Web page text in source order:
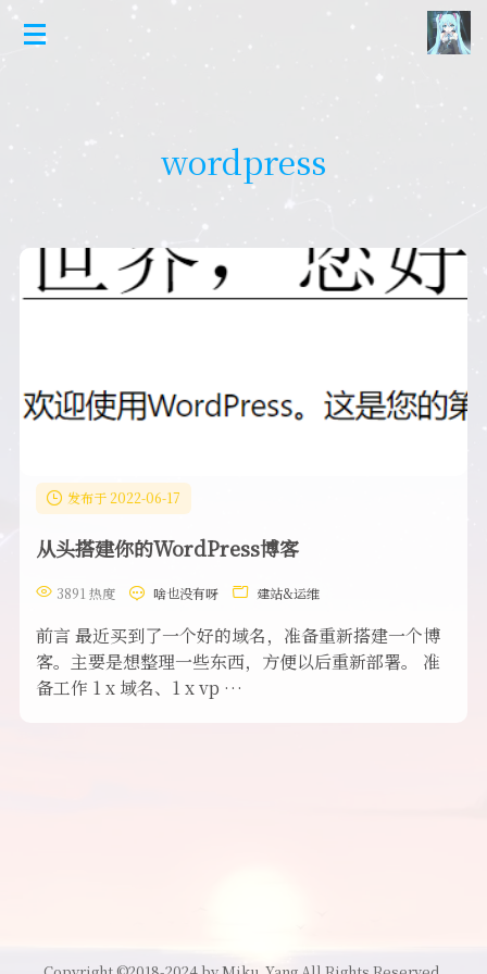
wordpress
发布于 2022-06-17
从头搭建你的WordPress博客
3891 热度 啥也没有呀 建站&运维
前言 最近买到了一个好的域名，准备重新搭建一个博
客。主要是想整理一些东西，方便以后重新部署。 准
备工作 1 x 域名、1 x vp …